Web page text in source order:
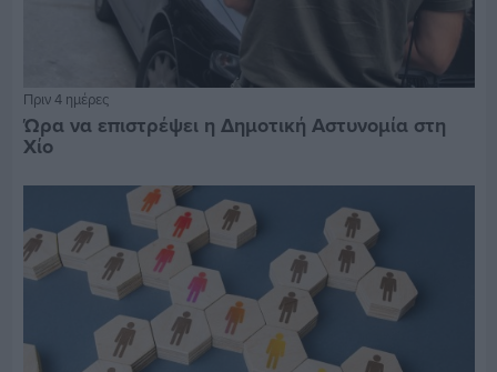
Πριν 4 ημέρες
Ώρα να επιστρέψει η Δημοτική Αστυνομία στη
Χίο